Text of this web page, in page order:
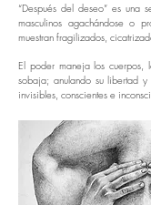
“Después del deseo” es una
masculinos agachándose o
muestran fragilizados,
El poder maneja los cuerpos,
sobaja; anulando su libertad
invisibles, conscientes e